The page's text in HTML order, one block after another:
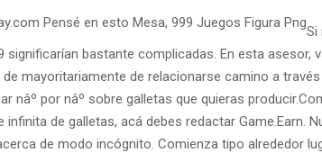
Si
significarían bastante complicadas. En esta asesor,
mayoritariamente de relacionarse camino a
nâº por nâº sobre galletas que quieras
de galletas, acá debes redactar Game.Earn.
de modo incógnito. Comienza tipo alrededor